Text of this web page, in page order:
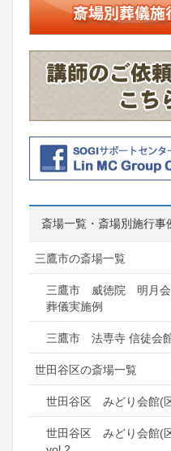
斎場一覧・斎場別施行事
三鷹市の斎場一覧
三鷹市 威徳院 明月
葬儀実施例
三鷹市 法専寺 信徒会
世田谷区の斎場一覧
世田谷区 みどり会館(
世田谷区 みどり会館(